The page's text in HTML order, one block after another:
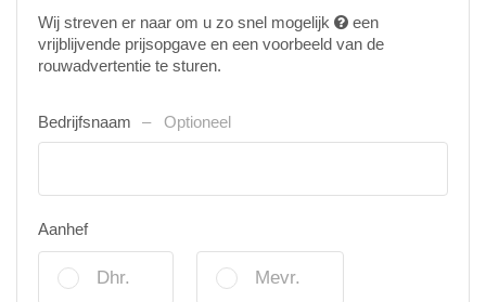
Wij streven er naar om u zo snel mogelijk
een
vrijblijvende prijsopgave en een voorbeeld van de
rouwadvertentie te sturen.
Bedrijfsnaam Optioneel
Aanhef
Dhr. Mevr.